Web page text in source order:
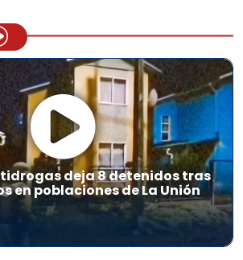
deja 8 detenidos tras
en poblaciones de La Unión